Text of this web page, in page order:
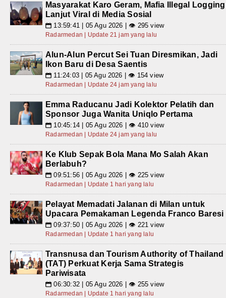
Masyarakat Karo Geram, Mafia Illegal Logging
Lanjut Viral di Media Sosial
📅 13:59:41 | 05 Agu 2026 | 👁 295 view
Radarmedan | Update 21 jam yang lalu
Alun-Alun Percut Sei Tuan Diresmikan, Jadi
Ikon Baru di Desa Saentis
📅 11:24:03 | 05 Agu 2026 | 👁 154 view
Radarmedan | Update 24 jam yang lalu
Emma Raducanu Jadi Kolektor Pelatih dan
Sponsor Juga Wanita Uniqlo Pertama
📅 10:45:14 | 05 Agu 2026 | 👁 410 view
Radarmedan | Update 24 jam yang lalu
Ke Klub Sepak Bola Mana Mo Salah Akan
Berlabuh?
📅 09:51:56 | 05 Agu 2026 | 👁 225 view
Radarmedan | Update 1 hari yang lalu
Pelayat Memadati Jalanan di Milan untuk
Upacara Pemakaman Legenda Franco Baresi
📅 09:37:50 | 05 Agu 2026 | 👁 221 view
Radarmedan | Update 1 hari yang lalu
Transnusa dan Tourism Authority of Thailand
(TAT) Perkuat Kerja Sama Strategis
Pariwisata
📅 06:30:32 | 05 Agu 2026 | 👁 255 view
Radarmedan | Update 1 hari yang lalu